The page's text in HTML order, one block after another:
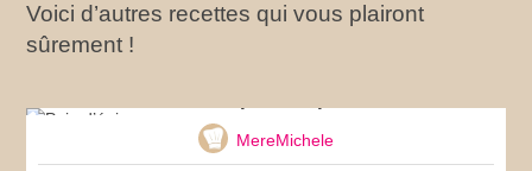
Voici d’autres recettes qui vous plairont
sûrement !
MereMichele